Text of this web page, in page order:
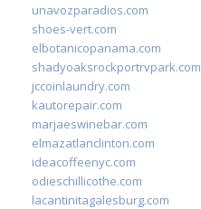
unavozparadios.com
shoes-vert.com
elbotanicopanama.com
shadyoaksrockportrvpark.com
jccoinlaundry.com
kautorepair.com
marjaeswinebar.com
elmazatlanclinton.com
ideacoffeenyc.com
odieschillicothe.com
lacantinitagalesburg.com